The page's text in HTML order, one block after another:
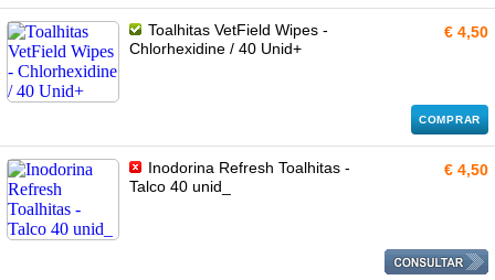
Toalhitas VetField Wipes -
Chlorhexidine / 40 Unid+
€ 4,50
COMPRAR
Inodorina Refresh Toalhitas -
Talco 40 unid_
€ 4,50